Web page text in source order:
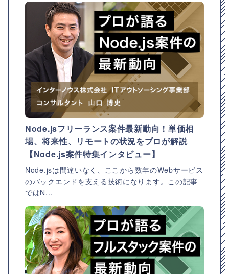
Node.jsフリーランス案件最新動向！単価相
場、将来性、リモートの状況をプロが解説
【Node.js案件特集インタビュー】
Node.jsは間違いなく、ここから数年のWebサービス
のバックエンドを支える技術になります。この記事
ではN...